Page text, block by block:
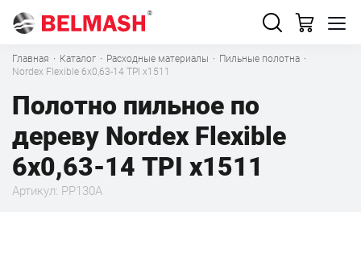
Главная · Каталог · Расходные материалы · Пильные полотна ·
Nordex Flexible 6х0,63-14 TPI x1511
Полотно пильное по
дереву Nordex Flexible
6х0,63-14 TPI x1511
Артикул: PP130A